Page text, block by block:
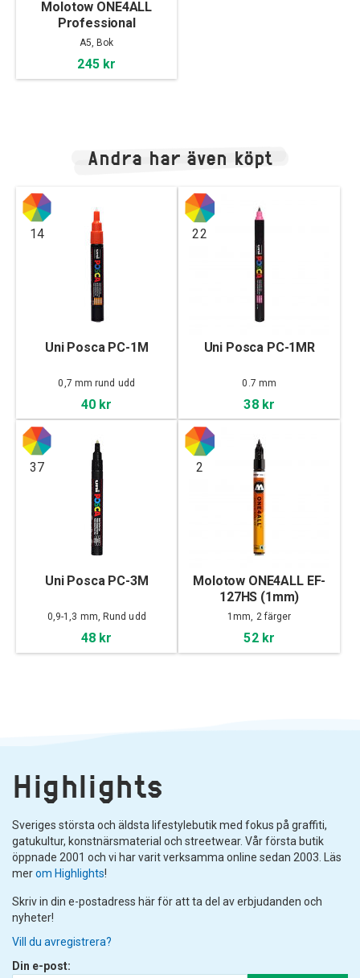
Molotow ONE4ALL
Professional
Sketchbook A5
landscape
A5, Bok
245 kr
Andra har även köpt
14
Uni Posca PC-1M
0,7 mm rund udd
40 kr
22
Uni Posca PC-1MR
0.7 mm
38 kr
37
Uni Posca PC-3M
0,9-1,3 mm, Rund udd
48 kr
2
Molotow ONE4ALL EF-
127HS (1mm)
1mm, 2 färger
52 kr
Highlights
Sveriges största och äldsta lifestylebutik med fokus på graffiti,
gatukultur, konstnärsmaterial och streetwear. Vår första butik
öppnade 2001 och vi har varit verksamma online sedan 2003. Läs
merom Highlights!
Skriv in din e-postadress här för att ta del av erbjudanden och
nyheter!
Vill du avregistrera?
Din e-post: